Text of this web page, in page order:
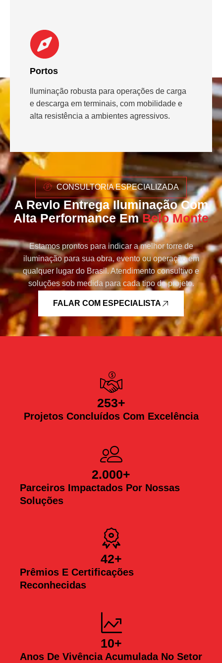
Portos
Iluminação robusta para operações de carga
e descarga em terminais, com mobilidade e
alta resistência a ambientes agressivos.
CONSULTORIA ESPECIALIZADA
A Revlo Entrega Iluminação Com
Alta Performance EmBelo Monte
Estamos prontos para indicar a melhor torre de
iluminação para sua obra, evento ou operação em
qualquer lugar do Brasil. Atendimento consultivo e
soluções sob medida para cada tipo de projeto.
FALAR COM ESPECIALISTA
Projetos Concluídos Com Excelência
253+
Parceiros Impactados Por Nossas
Soluções
2.000+
Prêmios E Certificações
Reconhecidas
42+
Anos De Vivência Acumulada No Setor
10+